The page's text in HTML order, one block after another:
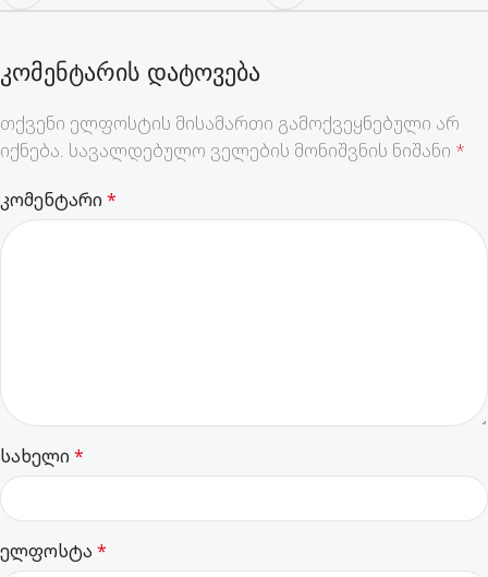
ᲙᲝᲛᲔᲜᲢᲐᲠᲘᲡ ᲓᲐᲢᲝᲕᲔᲑᲐ
თქვენი ელფოსტის მისამართი გამოქვეყნებული არ
იქნება. სავალდებულო ველების მონიშვნის ნიშანი *
კომენტარი*
სახელი*
ელფოსტა *